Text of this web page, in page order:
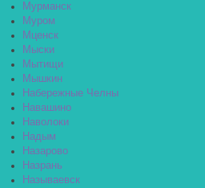
Мурманск
Муром
Мценск
Мыски
Мытищи
Мышкин
Набережные Челны
Навашино
Наволоки
Надым
Назарово
Назрань
Называевск